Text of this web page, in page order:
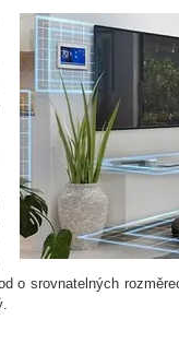
o srovnatelných